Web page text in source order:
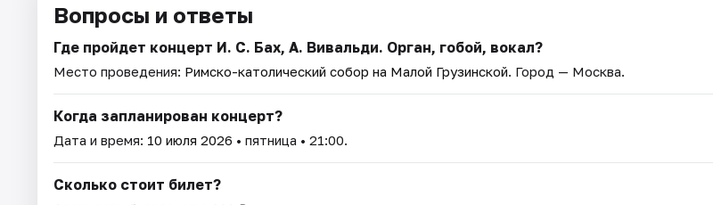
Вопросы и ответы
Где пройдет концерт И. С. Бах, А. Вивальди. Орган, гобой, вокал?
Место проведения: Римско-католический собор на Малой Грузинской. Город — Москва.
Когда запланирован концерт?
Дата и время: 10 июля 2026 • пятница • 21:00.
Сколько стоит билет?